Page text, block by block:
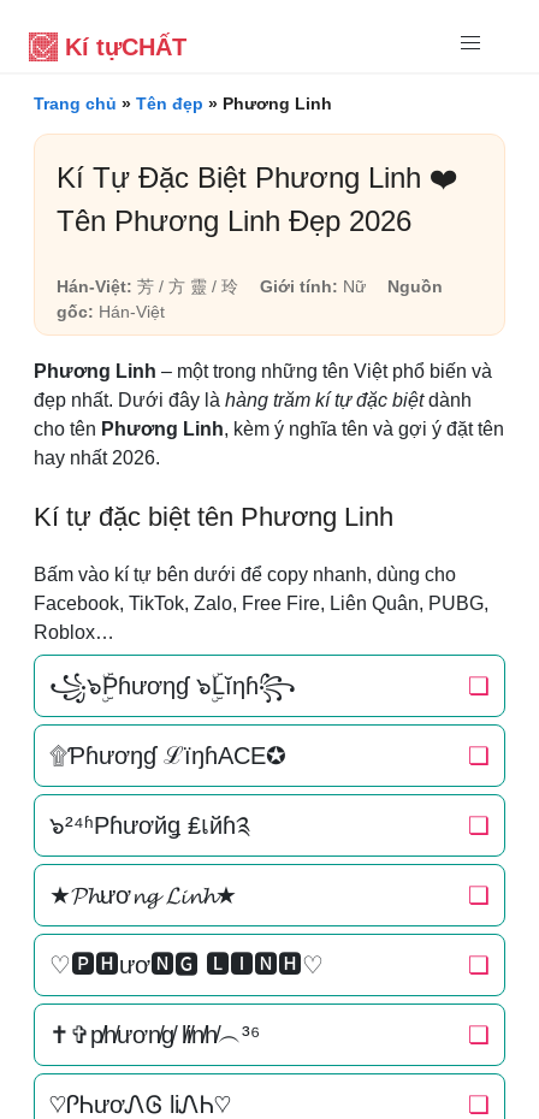
Kí tựCHẤT
Trang chủ » Tên đẹp » Phương Linh
Kí Tự Đặc Biệt Phương Linh ❤️
Tên Phương Linh Đẹp 2026
Hán-Việt: 芳 / 方 靈 / 玲 Giới tính: Nữ
Nguồn
gốc: Hán-Việt
Phương Linh – một trong những tên Việt phổ biến và
đẹp nhất. Dưới đây là hàng trăm kí tự đặc biệtdành
cho tên Phương Linh, kèm ý nghĩa tên và gợi ý đặt tên
hay nhất 2026.
Kí tự đặc biệt tên Phương Linh
Bấm vào kí tự bên dưới để copy nhanh, dùng cho
Facebook, TikTok, Zalo, Free Fire, Liên Quân, PUBG,
Roblox…
꧁๖ۣۜPɦươηɠ ๖ۣۜLĭηɦ꧂ ❏
۩Ƥɦươŋɠ ℒїŋɦACE✪ ❏
๖²⁴ʱPɦươйǥ ₤เйɦ༉ ❏
★𝓟𝓱ươ𝓷𝓰 𝓛𝓲𝓷𝓱★ ❏
♡🅿🅷ươ🅽🅶 🅻🅸🅽🅷♡ ❏
✝✞p̸h̸ươn̸g̸ l̸i̸n̸h̸︵³⁶ ❏
♡ᎵᏂươᏁᎶ liᏁᏂ♡ ❏